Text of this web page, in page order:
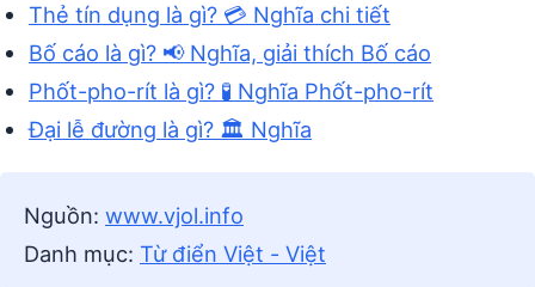
Thẻ tín dụng là gì? 💳 Nghĩa chi tiết
Bố cáo là gì? 📢 Nghĩa, giải thích Bố cáo
Phốt-pho-rít là gì? 🧪 Nghĩa Phốt-pho-rít
Đại lễ đường là gì? 🏛️ Nghĩa
Nguồn: www.vjol.info
Danh mục: Từ điển Việt - Việt